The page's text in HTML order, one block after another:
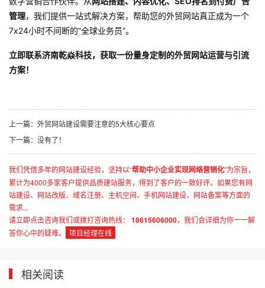
管理，我们提供一站式解决方案，帮助您的外贸网站真正成为一个
7x24小时不间断的“全球业务员”。
立即联系济南乾焱科技，获取一份量身定制的外贸网站运营与引流
方案！
上一篇： 外贸网站建设需要注意的5大核心要点
下一篇： 没有了！
我们凭借多年的网站建设经验，坚持以“帮助中小企业实现网络营销化”为宗旨，
累计为4000多家客户提供品质建站服务，得到了客户的一致好评。如果您有网
站建设、网站改版、域名注册、主机空间、手机网站建设、网站备案等方面的
需求...
请立即点击咨询我们或拨打咨询热线：
18615606000，我们会详细为你一一解
答你心中的疑难。
项目经理在线
相关阅读